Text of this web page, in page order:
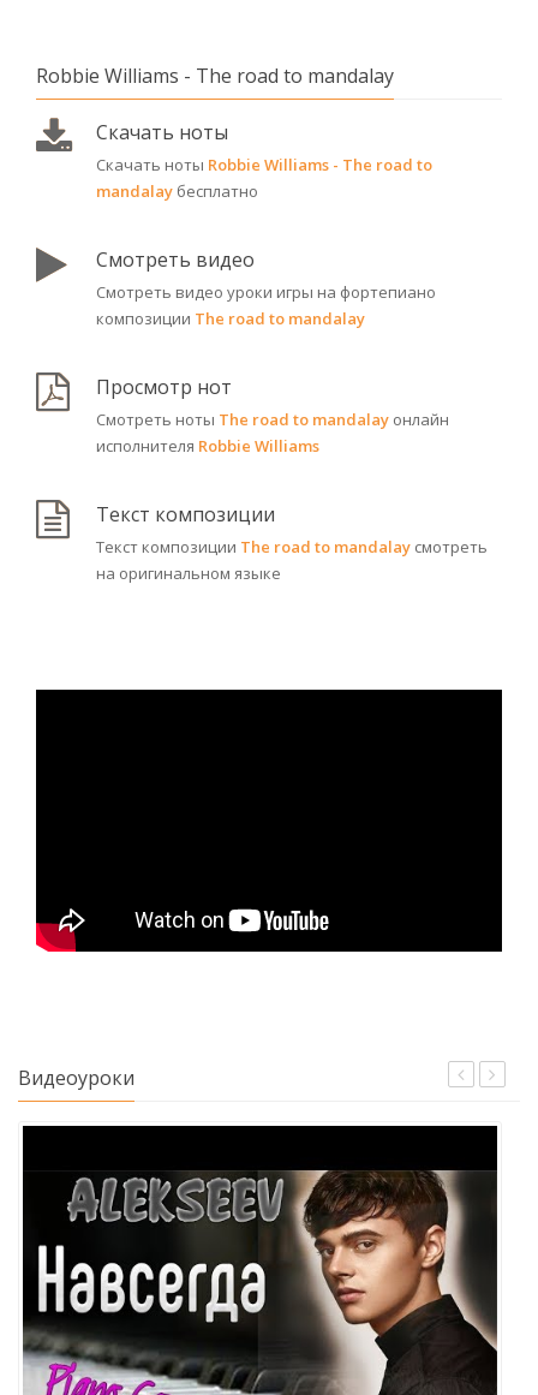
Robbie Williams - The road to mandalay
Скачать ноты
Скачать ноты Robbie Williams - The road to
mandalay бесплатно
Смотреть видео
Смотреть видео уроки игры на фортепиано
композиции The road to mandalay
Просмотр нот
Смотреть ноты The road to mandalay онлайн
исполнителя Robbie Williams
Текст композиции
Текст композиции The road to mandalay смотреть
на оригинальном языке
Видеоуроки